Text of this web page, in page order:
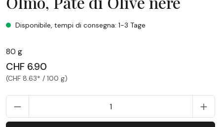
Olmo, Patè di Olive nere
Disponibile, tempi di consegna: 1-3 Tage
80 g
CHF 6.90
(CHF 8.63* / 100 g)